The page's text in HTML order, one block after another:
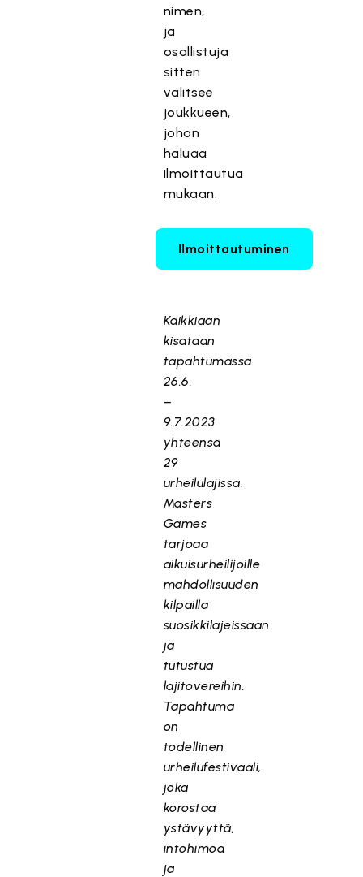
nimen,
ja
osallistuja
sitten
valitsee
joukkueen,
johon
haluaa
ilmoittautua
mukaan.
Ilmoittautuminen
Kaikkiaan
kisataan
tapahtumassa
26.6.
–
9.7.2023
yhteensä
29
urheilulajissa.
Masters
Games
tarjoaa
aikuisurheilijoille
mahdollisuuden
kilpailla
suosikkilajeissaan
ja
tutustua
lajitovereihin.
Tapahtuma
on
todellinen
urheilufestivaali,
joka
korostaa
ystävyyttä,
intohimoa
ja